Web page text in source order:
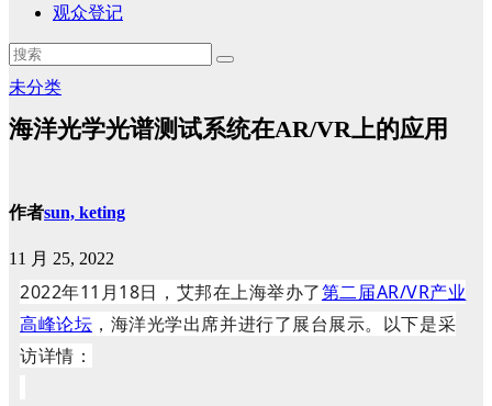
观众登记
未分类
海洋光学光谱测试系统在AR/VR上的应用
作者sun, keting
11 月 25, 2022
2022年11月18日，艾邦在上海举办了第二届AR/VR产业
高峰论坛 ，海洋光学出席并进行了展台展示。以下是采
访详情：